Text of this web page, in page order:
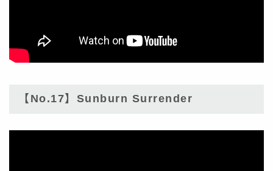
【No.17】Sunburn Surrender